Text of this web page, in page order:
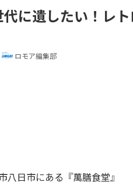
に遺したい！レ
ロモア編集部
八日市にある『萬膳食堂』